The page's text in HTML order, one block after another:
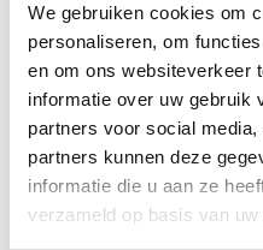
We gebruiken cookies om
personaliseren, om
en om ons websiteverkeer
informatie over uw gebruik
partners voor social
partners kunnen deze
informatie die u aan ze
verzameld op basis van
Door de verschillende
games is de ICAROS
uitdaging, maar ook
op een natuurlijke
beweging te blijven.